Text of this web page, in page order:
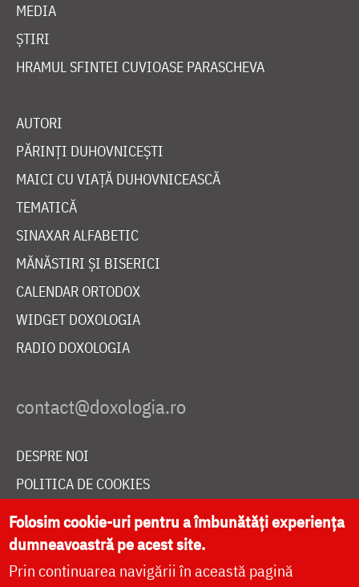
MEDIA
ȘTIRI
HRAMUL SFINTEI CUVIOASE PARASCHEVA
AUTORI
PĂRINȚI DUHOVNICEȘTI
MAICI CU VIAȚĂ DUHOVNICEASCĂ
TEMATICĂ
SINAXAR ALFABETIC
MĂNĂSTIRI ȘI BISERICI
CALENDAR ORTODOX
WIDGET DOXOLOGIA
RADIO DOXOLOGIA
DESPRE NOI
POLITICA DE COOKIES
DONEAZĂ ONLINE PENTRU CATEDRALA NAȚIONALĂ
LIVE
Folosim cookie-uri pentru a îmbunătăți experiența
dumneavoastră pe acest site.
Prin continuarea navigării în această pagină